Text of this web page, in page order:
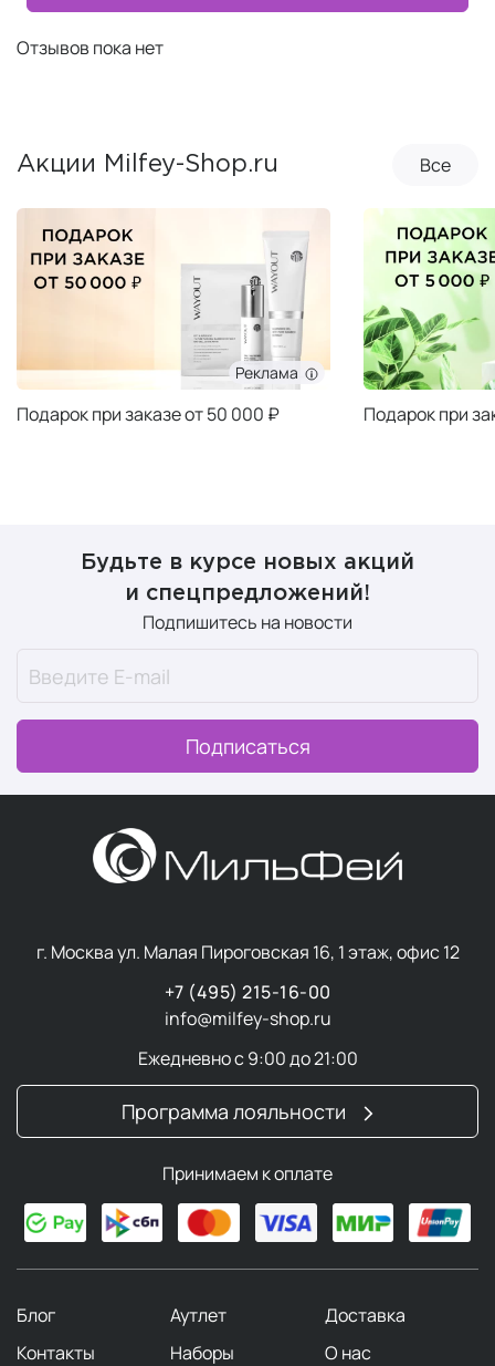
Отзывов пока нет
Акции Milfey-Shop.ru Все
Реклама
Подарок при заказе от 50 000 ₽ Подарок при
Будьте в курсе новых акций
и спецпредложений!
Подпишитесь на новости
Подписаться
г. Москва ул. Малая Пироговская 16, 1 этаж, офис 12
+7 (495) 215-16-00
info@milfey-shop.ru
Ежедневно с 9:00 до 21:00
Программа лояльности
Принимаем к оплате
Блог Аутлет
Доставка
Контакты
Наборы О нас